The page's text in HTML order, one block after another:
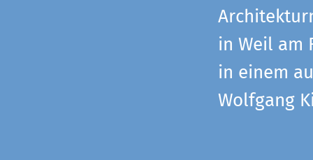
in Weil am
in einem
Wolfgang